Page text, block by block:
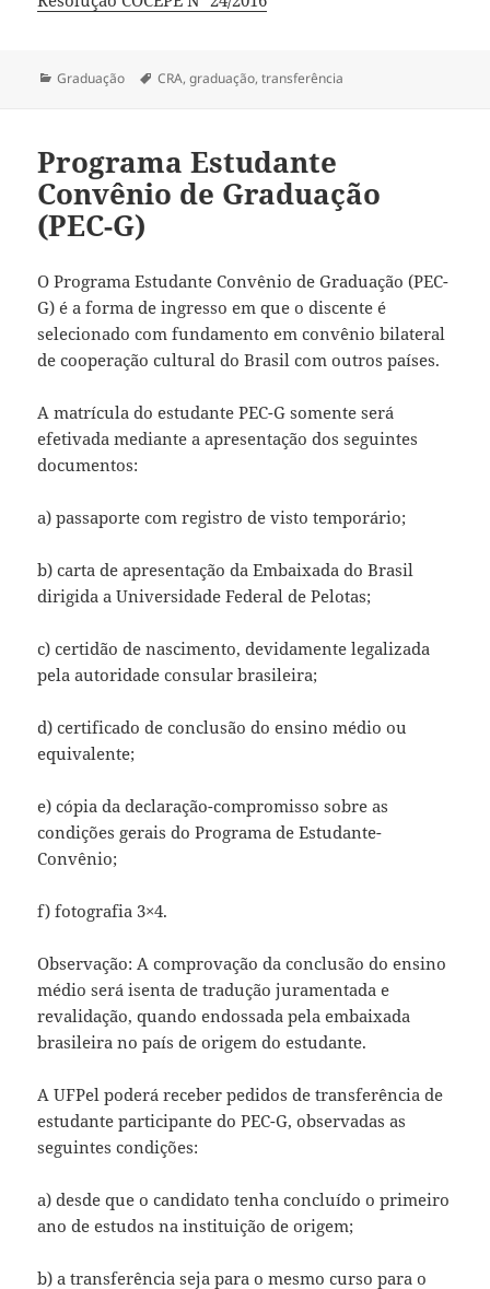
Categorias
Graduação Tags
CRA,graduação,transferência
Programa Estudante
Convênio de Graduação
(PEC-G)
O Programa Estudante Convênio de Graduação (PEC-
G) é a forma de ingresso em que o discente é
selecionado com fundamento em convênio bilateral
de cooperação cultural do Brasil com outros países.
A matrícula do estudante PEC-G somente será
efetivada mediante a apresentação dos seguintes
documentos:
a) passaporte com registro de visto temporário;
b) carta de apresentação da Embaixada do Brasil
dirigida a Universidade Federal de Pelotas;
c) certidão de nascimento, devidamente legalizada
pela autoridade consular brasileira;
d) certificado de conclusão do ensino médio ou
equivalente;
e) cópia da declaração-compromisso sobre as
condições gerais do Programa de Estudante-
Convênio;
f) fotografia 3×4.
Observação: A comprovação da conclusão do ensino
médio será isenta de tradução juramentada e
revalidação, quando endossada pela embaixada
brasileira no país de origem do estudante.
A UFPel poderá receber pedidos de transferência de
estudante participante do PEC-G, observadas as
seguintes condições:
a) desde que o candidato tenha concluído o primeiro
ano de estudos na instituição de origem;
b) a transferência seja para o mesmo curso para o